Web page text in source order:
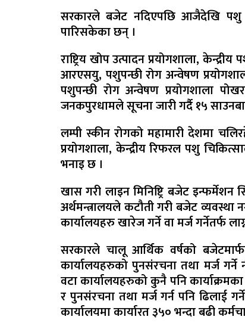
सरकारले बजेट नदिएपछि आजैदेखि पशु
पारिसकेका छन् ।
राष्ट्रिय खोप उत्पादन प्रयोगशाला,
आरएसयु, पशुपन्छी रोग अन्वेषण
पशुपन्छी रोग अन्वेषण प्रयोगशाला
जनकपुरधामले सूचना जारी गर्दै १५
लम्पी स्कीन रोगको महामारी देशमा
प्रयोगशाला, केन्द्रीय रिफरल पशु
भनाइ छ ।
खास गरी लाइन मिनिष्ट्रि बजेट
अर्थमन्त्रालयले कटौती गरी बजेट
कार्यालयहरु खारेज गर्ने वा मर्ज गर्नेतर्फ
सरकारले चालू आर्थिक वर्षको
कार्यालयहरुको पुनसंरचना तथा मर्ज
वटा कार्यालयहरुको कुनै पनि
र पुनसंरचना तथा मर्ज गर्न पनि ढिलाई
कार्यालयमा कार्यारत ३५० भन्दा बढी